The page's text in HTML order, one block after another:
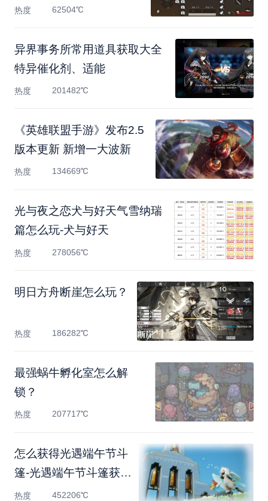
热度 62504℃
异界事务所常用道具获取大全
特异催化剂、适能
热度 201482℃
《英雄联盟手游》发布2.5
版本更新 新增一大波新
热度 134669℃
光与夜之恋犬与好天气雪纳瑞
篇怎么玩-犬与好天
热度 278056℃
明日方舟断崖怎么玩？
热度 186282℃
最强蜗牛孵化室怎么解
锁？
热度 207717℃
怎么获得光遇端午节斗
篷-光遇端午节斗篷获取
方
热度 452206℃